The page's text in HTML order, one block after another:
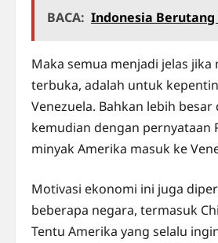
BACA: Indonesia Berutang
Maka semua menjadi jelas
terbuka, adalah untuk
Venezuela. Bahkan lebih
kemudian dengan pernyataan
minyak Amerika masuk ke
Motivasi ekonomi ini juga
beberapa negara, termasuk
Tentu Amerika yang selalu